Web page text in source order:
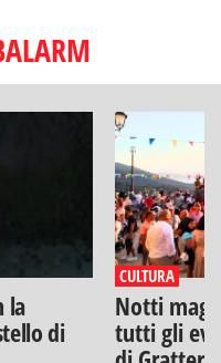
la
di
CULTURA
Notti
tutti gli